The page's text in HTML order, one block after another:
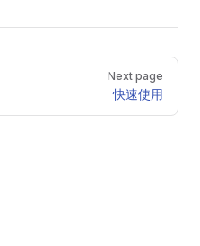
Next page
快速使用